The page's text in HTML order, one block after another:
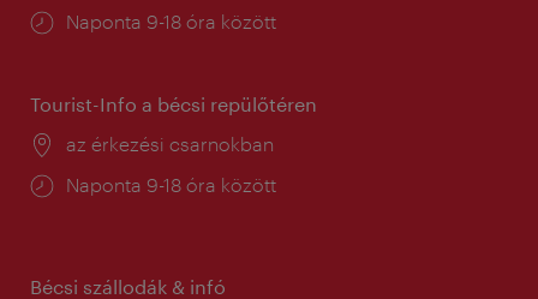
Nyitva
Naponta 9-18 óra között
Tourist-Info a bécsi repülőtéren
Helyszín:
az érkezési csarnokban
Nyitva
Naponta 9-18 óra között
Bécsi szállodák & infó